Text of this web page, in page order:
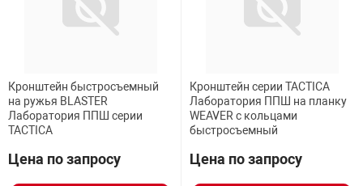
Кронштейн быстросъемный
на ружья BLASTER
Лаборатория ППШ серии
TACTICA
Цена по запросу
Кронштейн серии TACTICA
Лаборатория ППШ на планку
WEAVER с кольцами
быстросъемный
Цена по запросу